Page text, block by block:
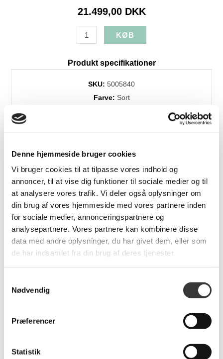
Denne hjemmeside bruger cookies
Vi bruger cookies til at tilpasse vores indhold og
annoncer, til at vise dig funktioner til sociale medier og til
at analysere vores trafik. Vi deler også oplysninger om
din brug af vores hjemmeside med vores partnere inden
for sociale medier, annonceringspartnere og
analysepartnere. Vores partnere kan kombinere disse
data med andre oplysninger, du har givet dem, eller som
de har indsamlet fra din brug af deres tjenester.
Nødvendig
Præferencer
Statistik
21.499,00 DKK
Produkt specifikationer
SKU: 5005840
Farve: Sort
Relaterede produkter
Hyg fodskammel
aluminium, Ultra læder
Grow sofabord,